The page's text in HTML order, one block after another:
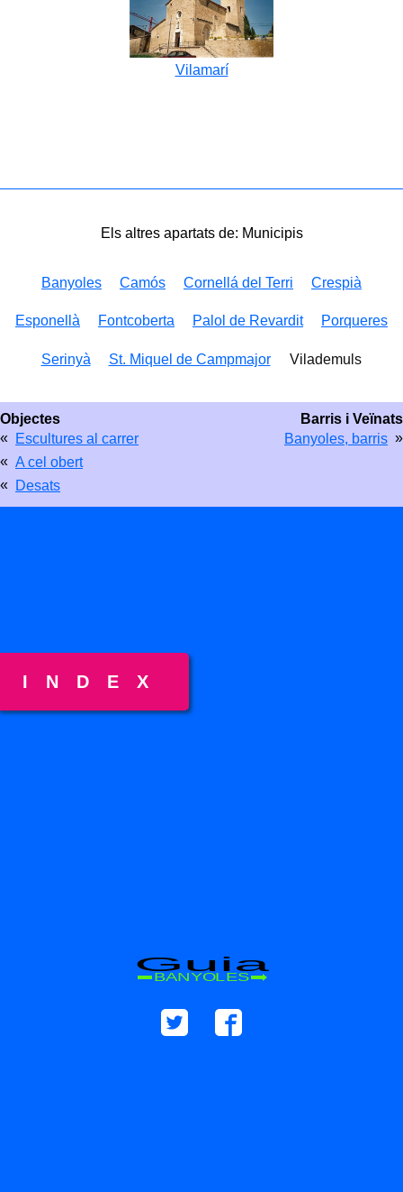
Vilamarí
Els altres apartats de: Municipis
Banyoles Camós Cornellá del Terri Crespià
Esponellà Fontcoberta Palol de Revardit Porqueres
Serinyà St. Miquel de Campmajor Vilademuls
Barris i Veïnats
Banyoles, barris »
Objectes
« Escultures al carrer
« A cel obert
« Desats
Guia
BANYOLES
INDEX